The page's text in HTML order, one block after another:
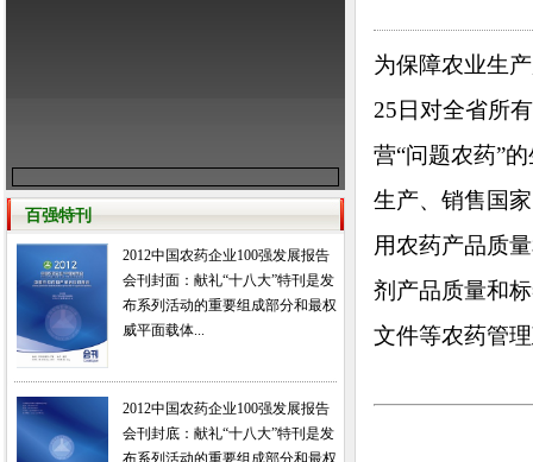
百强特刊
2012中国农药企业100强发展报告
会刊封面：献礼“十八大”特刊是发
布系列活动的重要组成部分和最权
威平面载体...
2012中国农药企业100强发展报告
会刊封底：献礼“十八大”特刊是发
布系列活动的重要组成部分和最权
为保障农业生
25日对全省所
营“问题农药”
生产、销售国
用农药产品质
剂产品质量和
文件等农药管